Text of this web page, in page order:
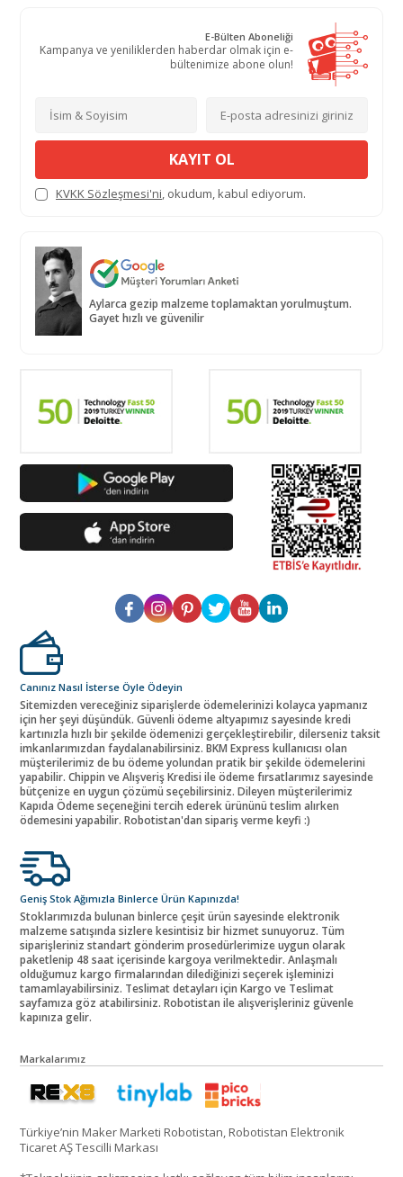
E-Bülten Aboneliği
Kampanya ve yeniliklerden haberdar olmak için e-
bültenimize abone olun!
KAYIT OL
KVKK Sözleşmesi'ni, okudum, kabul ediyorum.
Aylarca gezip malzeme toplamaktan yorulmuştum.
Gayet hızlı ve güvenilir
Canınız Nasıl İsterse Öyle Ödeyin
Sitemizden vereceğiniz siparişlerde ödemelerinizi kolayca yapmanız
için her şeyi düşündük. Güvenli ödeme altyapımız sayesinde kredi
kartınızla hızlı bir şekilde ödemenizi gerçekleştirebilir, dilerseniz taksit
imkanlarımızdan faydalanabilirsiniz. BKM Express kullanıcısı olan
müşterilerimiz de bu ödeme yolundan pratik bir şekilde ödemelerini
yapabilir. Chippin ve Alışveriş Kredisi ile ödeme fırsatlarımız sayesinde
bütçenize en uygun çözümü seçebilirsiniz. Dileyen müşterilerimiz
Kapıda Ödeme seçeneğini tercih ederek ürününü teslim alırken
ödemesini yapabilir. Robotistan'dan sipariş verme keyfi :)
Geniş Stok Ağımızla Binlerce Ürün Kapınızda!
Stoklarımızda bulunan binlerce çeşit ürün sayesinde elektronik
malzeme satışında sizlere kesintisiz bir hizmet sunuyoruz. Tüm
siparişleriniz standart gönderim prosedürlerimize uygun olarak
paketlenip 48 saat içerisinde kargoya verilmektedir. Anlaşmalı
olduğumuz kargo firmalarından dilediğinizi seçerek işleminizi
tamamlayabilirsiniz. Teslimat detayları için Kargo ve Teslimat
sayfamıza göz atabilirsiniz. Robotistan ile alışverişleriniz güvenle
kapınıza gelir.
Markalarımız
Türkiye’nin Maker Marketi Robotistan, Robotistan Elektronik
Ticaret AŞ Tescilli Markası